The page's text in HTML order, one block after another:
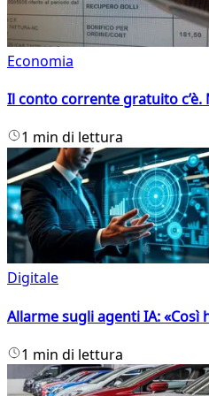
Economia
Il conto corrente gratuito
1 min di lettura
Digitale
Allarme sugli agenti IA:
1 min di lettura